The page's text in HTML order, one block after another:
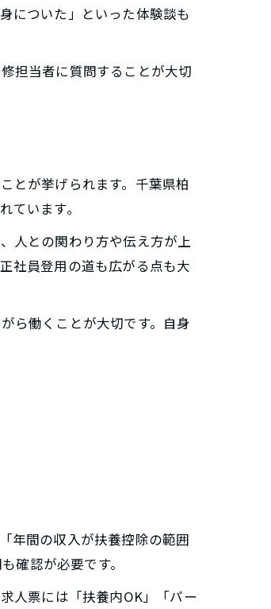
についた」といった体験談も
担当者に質問することが大切
とが挙げられます。千葉県柏
います。
人との関わり方や伝え方が上
社員登用の道も広がる点も大
ら働くことが大切です。自身
年間の収入が扶養控除の範囲
確認が必要です。
人票には「扶養内OK」「パー